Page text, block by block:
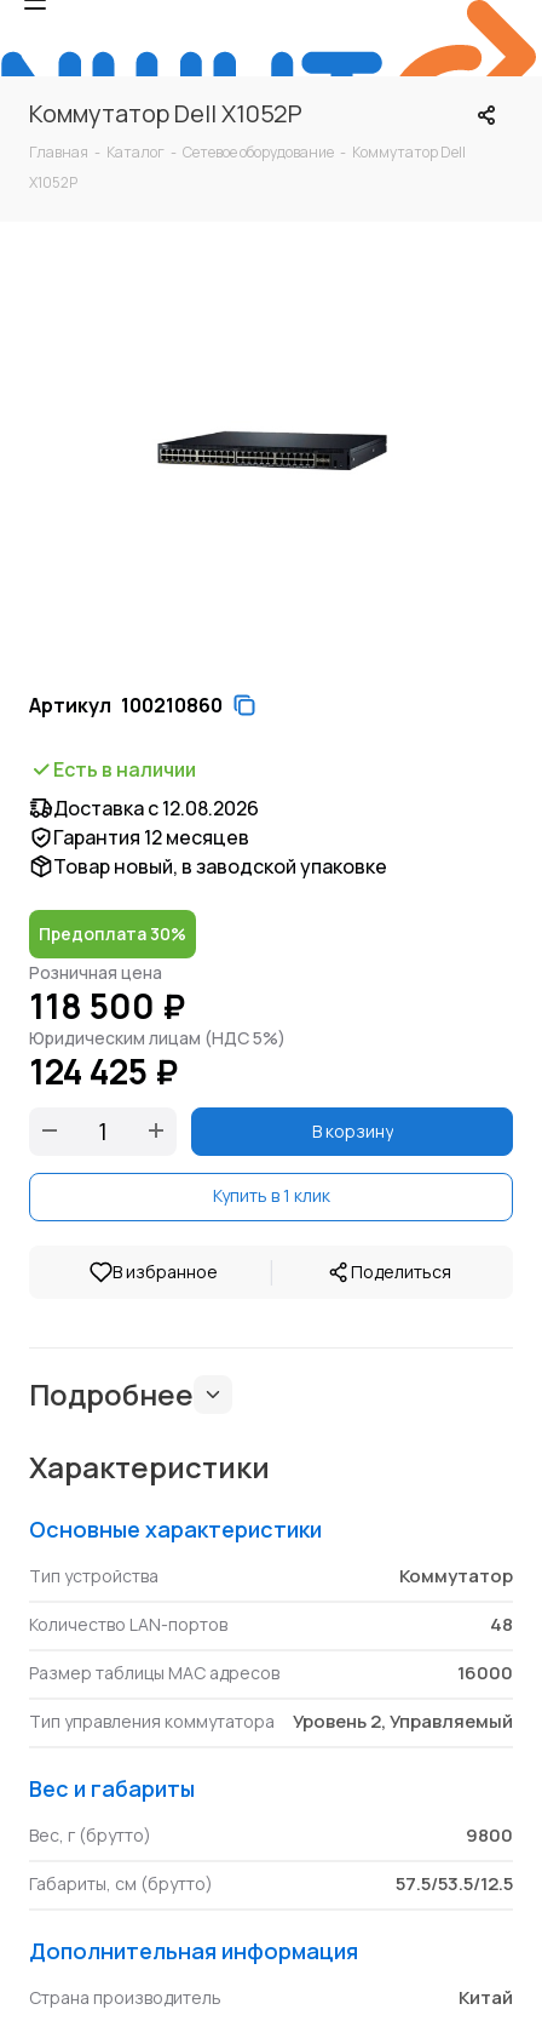
Коммутатор Dell X1052P
Главная - Каталог - Сетевое оборудование - Коммутатор Dell
X1052P
Артикул 100210860
Есть в наличии
Доставка с 12.08.2026
Гарантия 12 месяцев
Товар новый, в заводской упаковке
Предоплата 30%
Розничная цена
118 500 ₽
Юридическим лицам (НДС 5%)
124 425 ₽
В корзину
Купить в 1 клик
В избранное | Поделиться
Подробнее
Характеристики
Основные характеристики
Тип устройства Коммутатор
Количество LAN-портов 48
Размер таблицы MAC адресов 16000
Тип управления коммутатора Уровень 2, Управляемый
Вес и габариты
Вес, г (брутто) 9800
Габариты, см (брутто) 57.5/53.5/12.5
Дополнительная информация
Страна производитель Китай